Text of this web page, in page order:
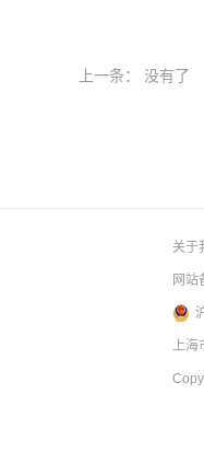
上一条： 没有了
关于
网站
上海